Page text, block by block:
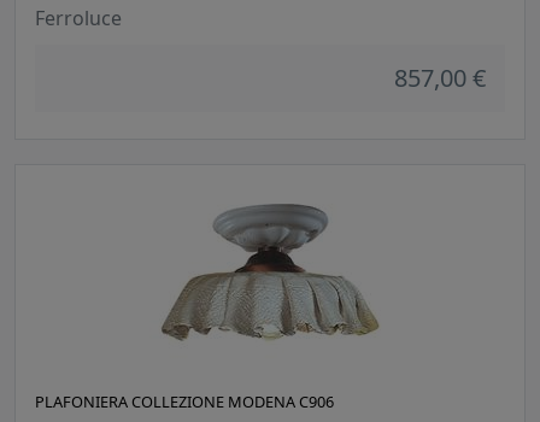
Ferroluce
857,00 €
PLAFONIERA COLLEZIONE MODENA C906